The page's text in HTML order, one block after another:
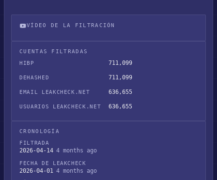
VÍDEO DE LA FILTRACIÓN
CUENTAS FILTRADAS
HIBP
711,099
DEHASHED 711,099
EMAIL LEAKCHECK.NET 636,655
USUARIOS LEAKCHECK.NET 636,655
CRONOLOGÍA
FILTRADA
2026-04-14 4 months ago
FECHA DE LEAKCHECK
2026-04-01 4 months ago